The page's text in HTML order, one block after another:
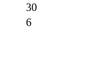
30
6